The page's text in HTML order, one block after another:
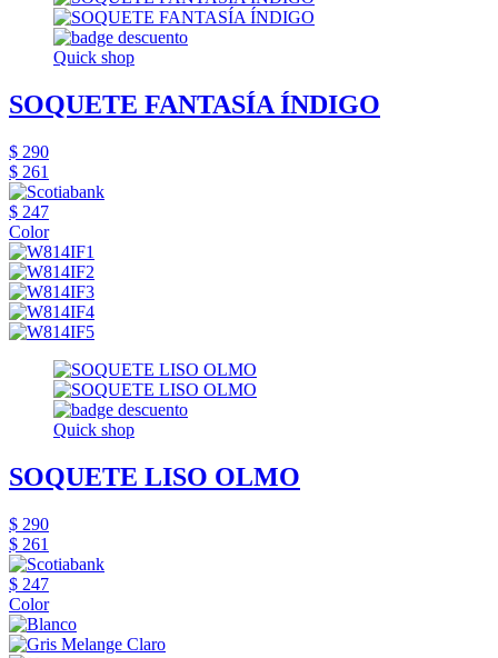
Quick shop
SOQUETE FANTASÍA ÍNDIGO
$ 290
$ 261
$ 247
Color
Quick shop
SOQUETE LISO OLMO
$ 290
$ 261
$ 247
Color